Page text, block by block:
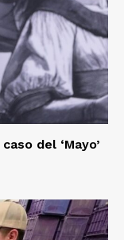
del ‘Mayo’